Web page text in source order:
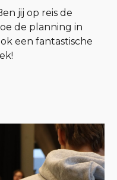
jij op reis de
de planning in
een fantastische